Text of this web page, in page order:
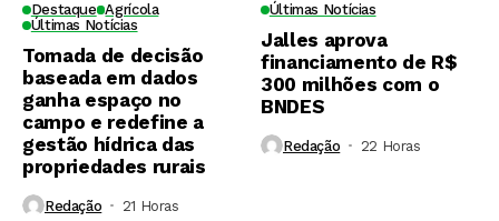
Destaque Agrícola
Últimas Notícias
Tomada de decisão
baseada em dados
ganha espaço no
campo e redefine a
gestão hídrica das
propriedades rurais
Redação 21 Horas ⁮
Últimas Notícias
Jalles aprova
financiamento de R$
300 milhões com o
BNDES
Redação 22 Horas ⁮